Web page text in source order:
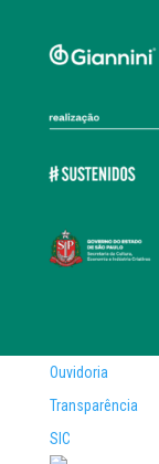
Ouvidoria
Transparência
SIC